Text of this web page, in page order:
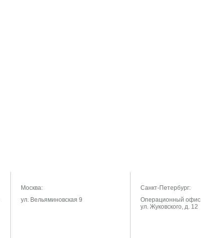
Москва:
ул. Вельяминовская 9
Санкт-Петербург:
Операционный офис
ул. Жуковского, д. 12